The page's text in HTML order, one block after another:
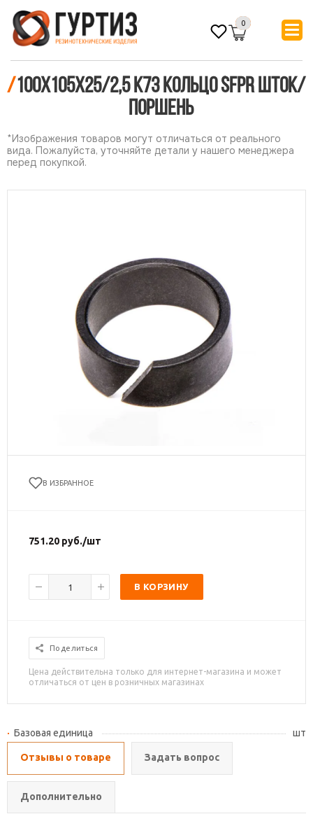
0
/100х105х25/2,5 К73 Кольцо SFPR шток/
поршень
*Изображения товаров могут отличаться от реального
вида. Пожалуйста, уточняйте детали у нашего менеджера
перед покупкой.
В ИЗБРАННОЕ
751.20 руб./шт
В КОРЗИНУ
Поделиться
Цена действительна только для интернет-магазина и может
отличаться от цен в розничных магазинах
Базовая единица шт
Отзывы о товаре Задать вопрос
Дополнительно